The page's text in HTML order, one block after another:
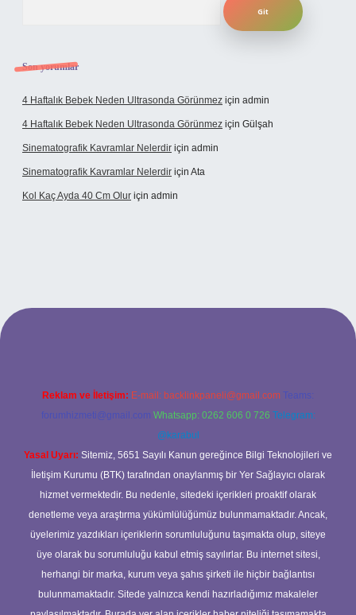
Son yorumlar
4 Haftalık Bebek Neden Ultrasonda Görünmez için admin
4 Haftalık Bebek Neden Ultrasonda Görünmez için Gülşah
Sinematografik Kavramlar Nelerdir için admin
Sinematografik Kavramlar Nelerdir için Ata
Kol Kaç Ayda 40 Cm Olur için admin
Reklam ve İletişim: E-mail: backlinkpaneli@gmail.com Teams:
forumhizmeti@gmail.com Whatsapp: 0262 606 0 726 Telegram:
@karabul
Yasal Uyarı: Sitemiz, 5651 Sayılı Kanun gereğince Bilgi Teknolojileri ve
İletişim Kurumu (BTK) tarafından onaylanmış bir Yer Sağlayıcı olarak
hizmet vermektedir. Bu nedenle, sitedeki içerikleri proaktif olarak
denetleme veya araştırma yükümlülüğümüz bulunmamaktadır. Ancak,
üyelerimiz yazdıkları içeriklerin sorumluluğunu taşımakta olup, siteye
üye olarak bu sorumluluğu kabul etmiş sayılırlar. Bu internet sitesi,
herhangi bir marka, kurum veya şahıs şirketi ile hiçbir bağlantısı
bulunmamaktadır. Sitede yalnızca kendi hazırladığımız makaleler